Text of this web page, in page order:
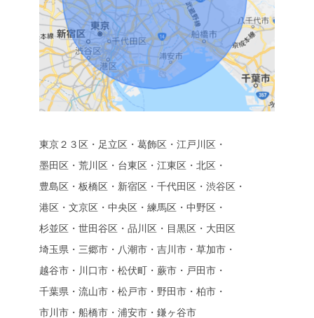
東京２３区・足立区・葛飾区・江戸川区・
墨田区・荒川区・台東区・江東区・北区・
豊島区・板橋区・新宿区・千代田区・渋谷区・
港区・文京区・中央区・練馬区・中野区・
杉並区・世田谷区・品川区・目黒区・大田区
埼玉県・三郷市・八潮市・吉川市・草加市・
越谷市・川口市・松伏町・蕨市・戸田市・
千葉県・流山市・松戸市・野田市・柏市・
市川市・船橋市・浦安市・鎌ヶ谷市